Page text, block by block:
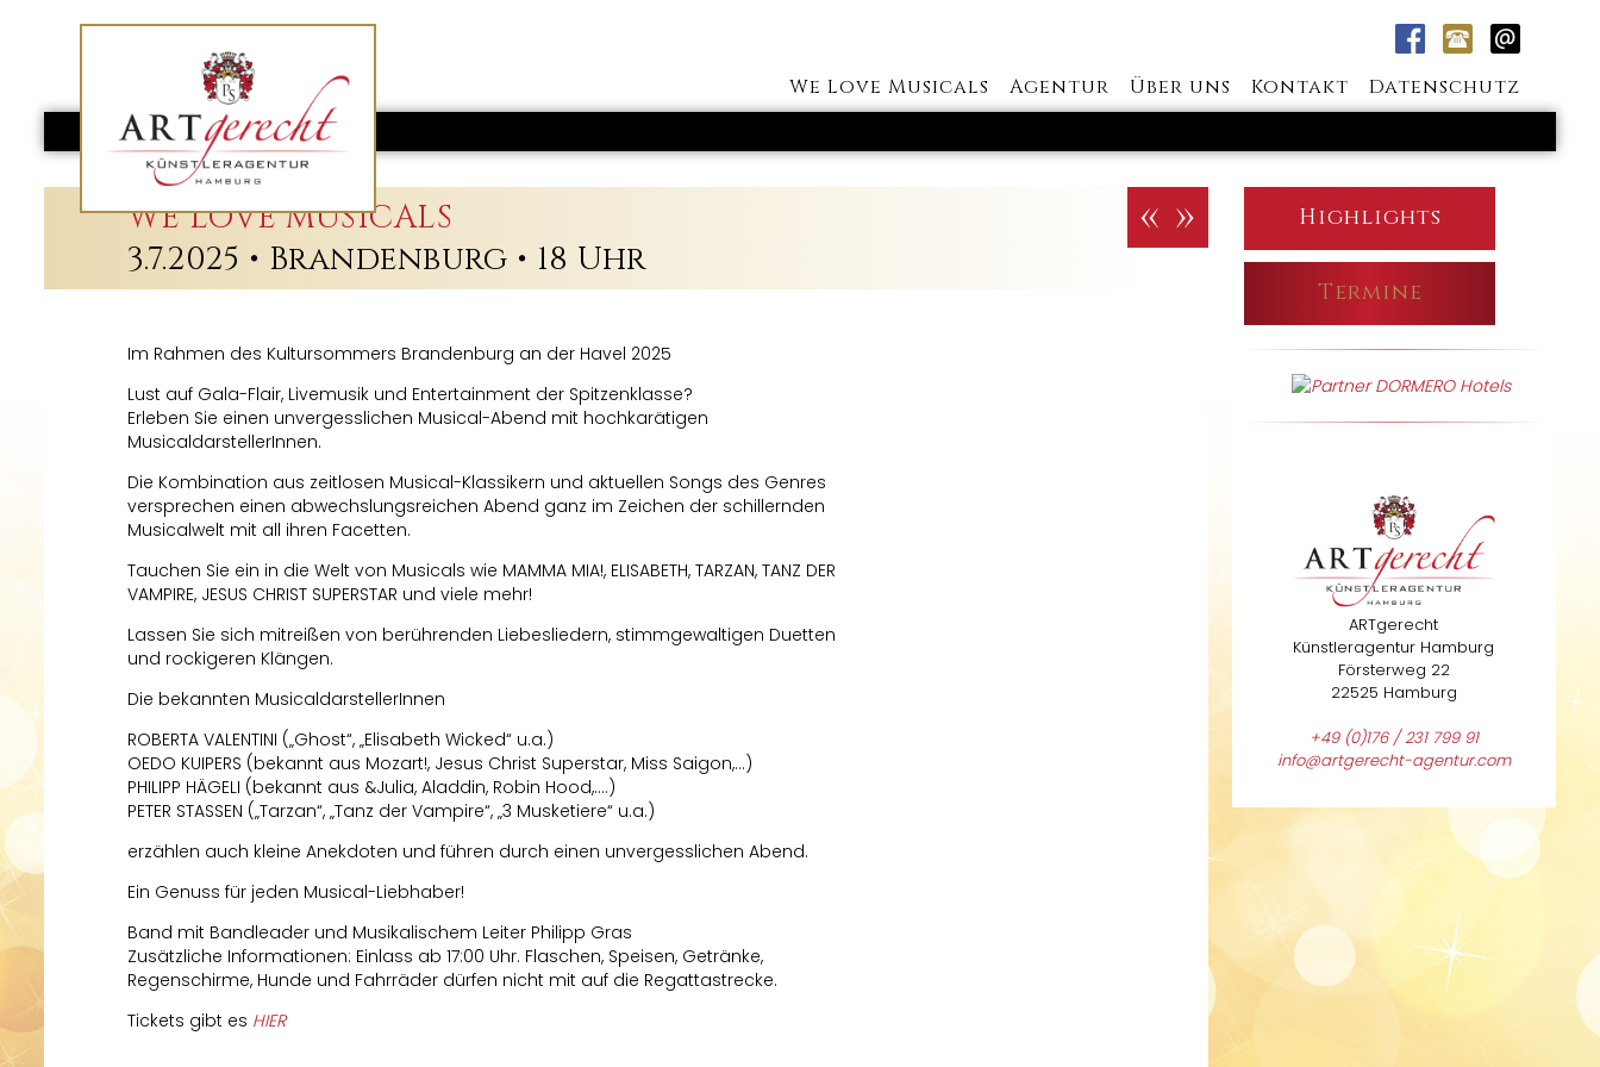
We Love Musicals Agentur Über uns Kontakt Datenschutz
WE LOVE MUSICALS
3.7.2025 • Brandenburg • 18 Uhr
« »
Im Rahmen des Kultursommers Brandenburg an der Havel 2025
Lust auf Gala-Flair, Livemusik und Entertainment der Spitzenklasse?
Erleben Sie einen unvergesslichen Musical-Abend mit hochkarätigen
MusicaldarstellerInnen.
Die Kombination aus zeitlosen Musical-Klassikern und aktuellen Songs des Genres
versprechen einen abwechslungsreichen Abend ganz im Zeichen der schillernden
Musicalwelt mit all ihren Facetten.
Tauchen Sie ein in die Welt von Musicals wie MAMMA MIA!, ELISABETH, TARZAN, TANZ DER
VAMPIRE, JESUS CHRIST SUPERSTAR und viele mehr!
Lassen Sie sich mitreißen von berührenden Liebesliedern, stimmgewaltigen Duetten
und rockigeren Klängen.
Die bekannten MusicaldarstellerInnen
ROBERTA VALENTINI („Ghost“, „Elisabeth Wicked“ u.a.)
OEDO KUIPERS (bekannt aus Mozart!, Jesus Christ Superstar, Miss Saigon,…)
PHILIPP HÄGELI (bekannt aus &Julia, Aladdin, Robin Hood,….)
PETER STASSEN („Tarzan“, „Tanz der Vampire“, „3 Musketiere“ u.a.)
erzählen auch kleine Anekdoten und führen durch einen unvergesslichen Abend.
Ein Genuss für jeden Musical-Liebhaber!
Band mit Bandleader und Musikalischem Leiter Philipp Gras
Zusätzliche Informationen: Einlass ab 17:00 Uhr. Flaschen, Speisen, Getränke,
Regenschirme, Hunde und Fahrräder dürfen nicht mit auf die Regattastrecke.
Tickets gibt es HIER
Highlights
Termine
ARTgerecht
Künstleragentur Hamburg
Försterweg 22
22525 Hamburg
+49 (0)176 / 231 799 91
info@artgerecht-agentur.com